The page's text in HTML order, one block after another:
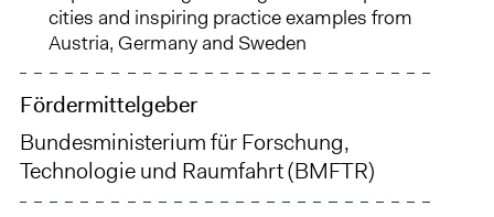
cities and inspiring practice examples from
Austria, Germany and Sweden
Fördermittelgeber
Bundesministerium für Forschung,
Technologie und Raumfahrt (BMFTR)